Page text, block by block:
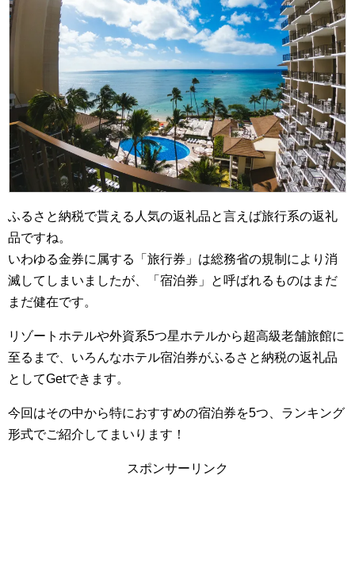
ふるさと納税で貰える人気の返礼品と言えば旅行系の返礼
品ですね。
いわゆる金券に属する「旅行券」は総務省の規制により消
滅してしまいましたが、「宿泊券」と呼ばれるものはまだ
まだ健在です。
リゾートホテルや外資系5つ星ホテルから超高級老舗旅館に
至るまで、いろんなホテル宿泊券がふるさと納税の返礼品
としてGetできます。
今回はその中から特におすすめの宿泊券を5つ、ランキング
形式でご紹介してまいります！
スポンサーリンク